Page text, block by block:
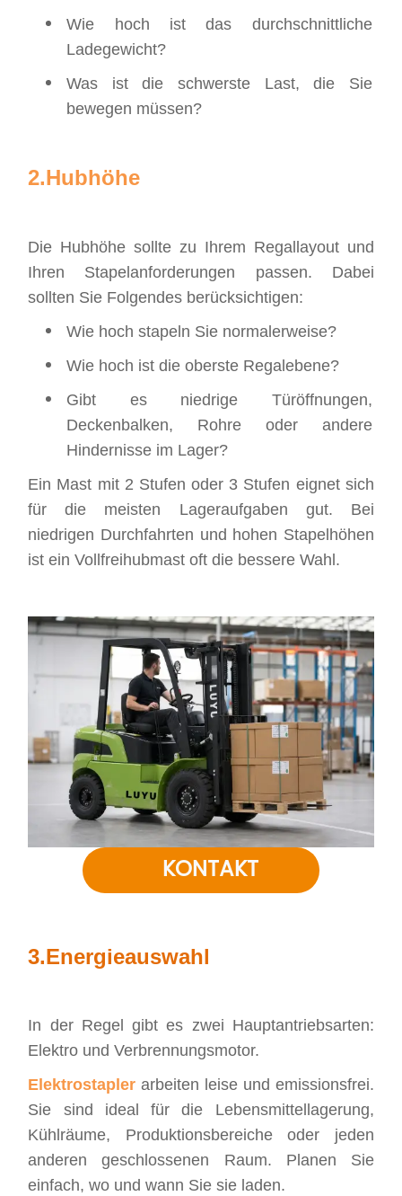
Wie hoch ist das durchschnittliche
Ladegewicht?
Was ist die schwerste Last, die Sie
bewegen müssen?
2.Hubhöhe
Die Hubhöhe sollte zu Ihrem Regallayout und
Ihren Stapelanforderungen passen. Dabei
sollten Sie Folgendes berücksichtigen:
Wie hoch stapeln Sie normalerweise?
Wie hoch ist die oberste Regalebene?
Gibt es niedrige Türöffnungen,
Deckenbalken, Rohre oder andere
Hindernisse im Lager?
Ein Mast mit 2 Stufen oder 3 Stufen eignet sich
für die meisten Lageraufgaben gut. Bei
niedrigen Durchfahrten und hohen Stapelhöhen
ist ein Vollfreihubmast oft die bessere Wahl.
KONTAKT
3.Energieauswahl
In der Regel gibt es zwei Hauptantriebsarten:
Elektro und Verbrennungsmotor.
Elektrostapler arbeiten leise und emissionsfrei.
Sie sind ideal für die Lebensmittellagerung,
Kühlräume, Produktionsbereiche oder jeden
anderen geschlossenen Raum. Planen Sie
einfach, wo und wann Sie sie laden.